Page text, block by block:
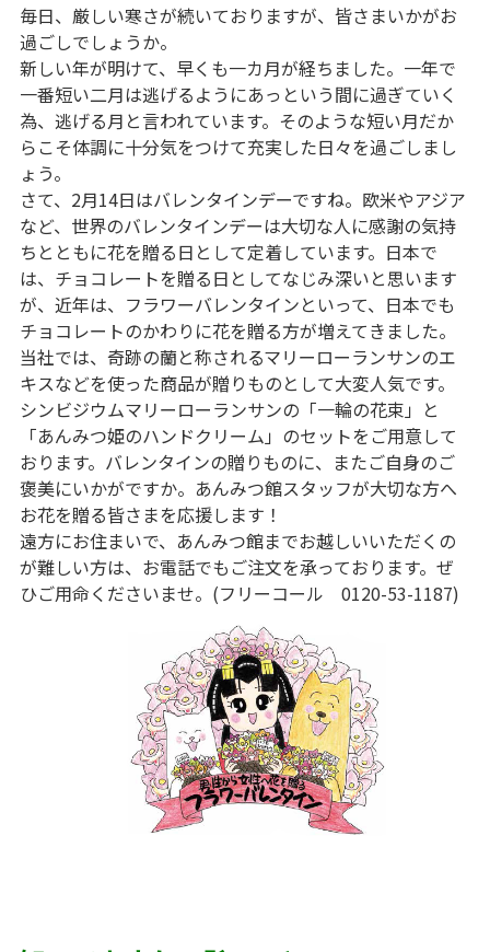
毎日、厳しい寒さが続いておりますが、皆さまいかがお
過ごしでしょうか。
新しい年が明けて、早くも一カ月が経ちました。一年で
一番短い二月は逃げるようにあっという間に過ぎていく
為、逃げる月と言われています。そのような短い月だか
らこそ体調に十分気をつけて充実した日々を過ごしまし
ょう。
さて、2月14日はバレンタインデーですね。欧米やアジア
など、世界のバレンタインデーは大切な人に感謝の気持
ちとともに花を贈る日として定着しています。日本で
は、チョコレートを贈る日としてなじみ深いと思います
が、近年は、フラワーバレンタインといって、日本でも
チョコレートのかわりに花を贈る方が増えてきました。
当社では、奇跡の蘭と称されるマリーローランサンのエ
キスなどを使った商品が贈りものとして大変人気です。
シンビジウムマリーローランサンの「一輪の花束」と
「あんみつ姫のハンドクリーム」のセットをご用意して
おります。バレンタインの贈りものに、またご自身のご
褒美にいかがですか。あんみつ館スタッフが大切な方へ
お花を贈る皆さまを応援します！
遠方にお住まいで、あんみつ館までお越しいいただくの
が難しい方は、お電話でもご注文を承っております。ぜ
ひご用命くださいませ。(フリーコール 0120-53-1187)